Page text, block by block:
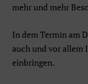
mehr und mehr
In dem Termin am
auch und vor allem
einbringen.